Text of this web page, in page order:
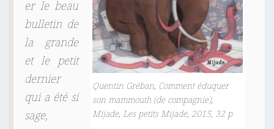
Quentin Gréban, Comment éduquer
son mammouth (de compagnie),
Mijade, Les petits Mijade, 2015, 32 p
er le beau
bulletin de
la grande
et le petit
dernier
qui a été si
sage,